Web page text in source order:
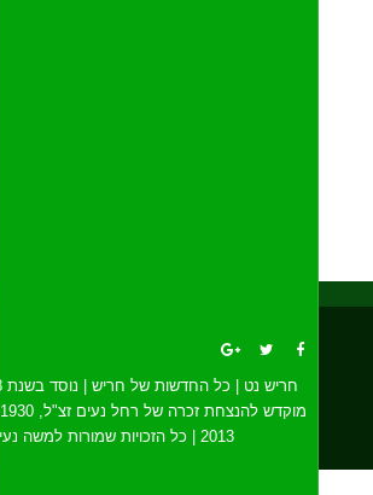
חריש נט | כל החדשות של חריש | נוסד בשנת 2018 | אתר זה
מוקדש להנצחת זכרה של רחל נעים זצ"ל, 01-01-1930 - 02-02-